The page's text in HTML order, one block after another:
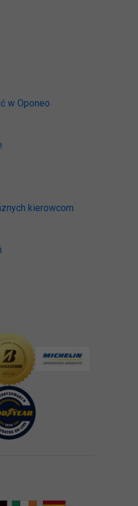
w Oponeo
kierowcom